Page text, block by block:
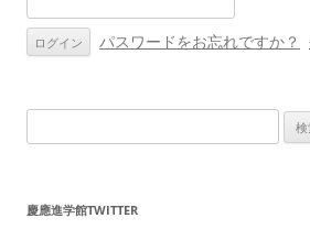
ン
パスワードをお忘れですか？
索:
慶應進学館TWITTER